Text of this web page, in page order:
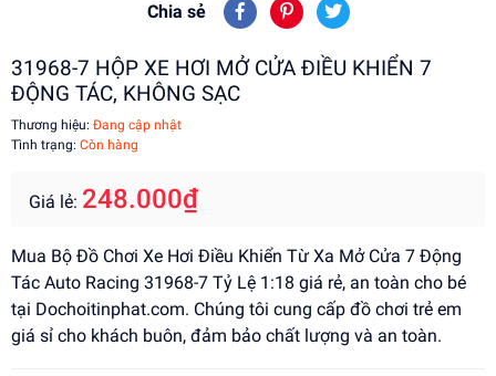
Chia sẻ
31968-7 HỘP XE HƠI MỞ CỬA ĐIỀU KHIỂN 7
ĐỘNG TÁC, KHÔNG SẠC
Thương hiệu: Đang cập nhật
Tình trạng: Còn hàng
Giá lẻ: 248.000₫
Mua Bộ Đồ Chơi Xe Hơi Điều Khiển Từ Xa Mở Cửa 7 Động
Tác Auto Racing 31968-7 Tỷ Lệ 1:18 giá rẻ, an toàn cho bé
tại Dochoitinphat.com. Chúng tôi cung cấp đồ chơi trẻ em
giá sỉ cho khách buôn, đảm bảo chất lượng và an toàn.